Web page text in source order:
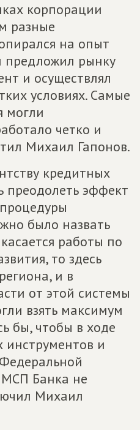
корпорации
разные
на опыт
рынку
и осуществлял
условиях. Самые
могли
четко и
Михаил Гапонов.
кредитных
преодолеть эффект
было назвать
работы по
то здесь
и в
от этой системы
взять максимум
бы, чтобы в ходе
инструментов и
Банка не
Михаил